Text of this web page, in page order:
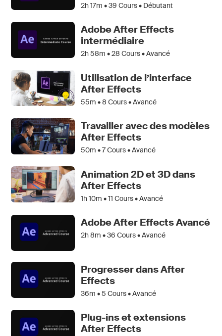
2h 17m •39 Cours • Débutant
Adobe After Effects
intermédiaire
2h 58m •28 Cours • Avancé
Utilisation de l’interface
After Effects
55m •8 Cours • Avancé
Travailler avec des modèles
After Effects
50m •7Cours • Avancé
Animation 2D et 3D dans
After Effects
1h 10m •11 Cours • Avancé
Adobe After Effects Avancé
2h 8m •36 Cours • Avancé
Progresser dans After
Effects
36m •5 Cours • Avancé
Plug-ins et extensions
After Effects